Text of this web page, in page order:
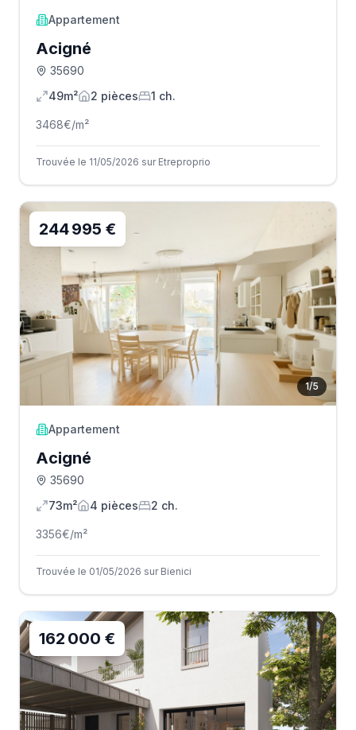
Appartement
Acigné
35690
49m²
2 pièces 1 ch.
3468€/m²
Trouvée le 11/05/2026 sur Etreproprio
1/5
244 995 €
Appartement
Acigné
35690
73m²
4 pièces 2 ch.
3356€/m²
Trouvée le 01/05/2026 sur Bienici
162 000 €